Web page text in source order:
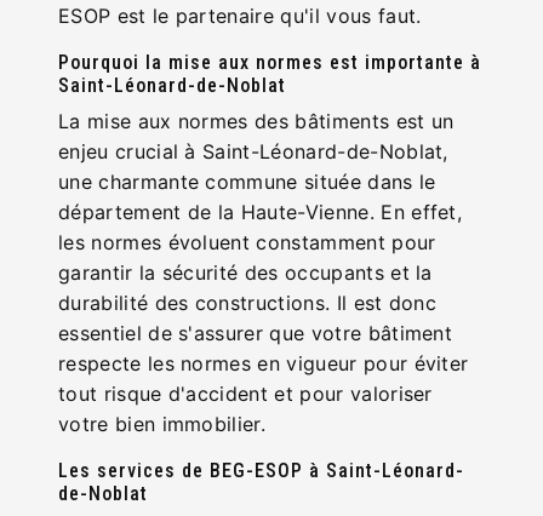
ESOP est le partenaire qu'il vous faut.
Pourquoi la mise aux normes est importante à
Saint-Léonard-de-Noblat
La mise aux normes des bâtiments est un
enjeu crucial à Saint-Léonard-de-Noblat,
une charmante commune située dans le
département de la Haute-Vienne. En effet,
les normes évoluent constamment pour
garantir la sécurité des occupants et la
durabilité des constructions. Il est donc
essentiel de s'assurer que votre bâtiment
respecte les normes en vigueur pour éviter
tout risque d'accident et pour valoriser
votre bien immobilier.
Les services de BEG-ESOP à Saint-Léonard-
de-Noblat